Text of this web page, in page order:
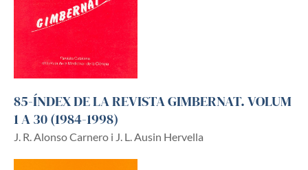
85-ÍNDEX DE LA REVISTA GIMBERNAT. VOLUM
1 A 30 (1984-1998)
J. R. Alonso Carnero i J. L. Ausin Hervella